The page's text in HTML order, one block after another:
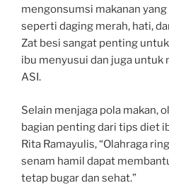
mengonsumsi makanan yang
seperti daging merah, hati,
Zat besi sangat penting
ibu menyusui dan juga untuk
ASI.
Selain menjaga pola makan,
bagian penting dari tips diet
Rita Ramayulis, “Olahraga
senam hamil dapat
tetap bugar dan sehat.”